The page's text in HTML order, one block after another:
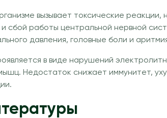
вызывает токсические
сбой работы центральной нервной
давления, головные боли и
в виде нарушений
Недостаток снижает иммунитет,